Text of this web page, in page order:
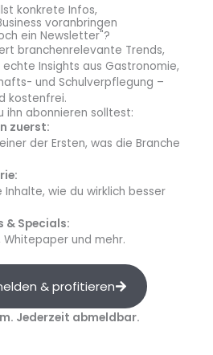
Einrichtung oder ein Betrieb den
in die Praxis umsetzt, können die
entscheiden, ob sie ein
und nachhaltiges Angebot
info
versus DGE-Zertifizierung
DGE-Zertifizierung zum
ändert sich mit dem neuen
Was gilt für
Mehr dazu.
Quelle: DGE
konkrete Infos,
voranbringen
ein Newsletter"?
branchenrelevante Trends,
Insights aus Gastronomie,
und Schulverpflegung –
kostenfrei.
ihn abonnieren solltest:
zuerst:
der Ersten, was die Branche
wie du wirklich besser
& Specials:
und mehr.
& profitieren
Jederzeit abmeldbar.